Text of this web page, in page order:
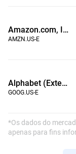
Amazon.com, Inc. (Extended Hours)
AMZN.US-E
Alphabet (Extended Hours)
GOOG.US-E
*Os dados do
apenas para fins